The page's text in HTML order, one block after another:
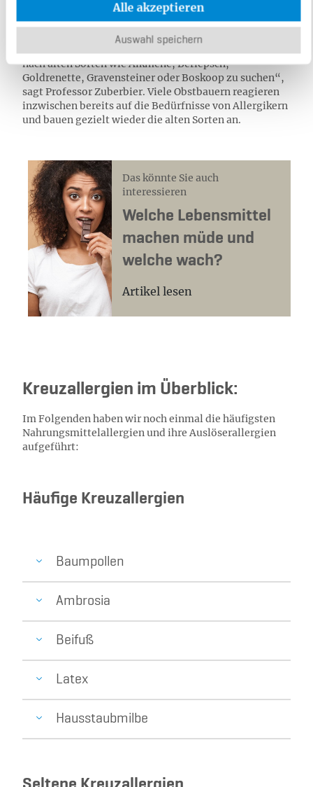
Alle akzeptieren
Auswahl speichern
in der Fruchtschale stecken, sind in den
traditionellenalten Apfelsortenstärker enthalten und
machen diese besser verträglich als moderne
Züchtungen. „Daher lohnt es sich für Apfelallergiker,
nach alten Sorten wie Alkmene, Berlepsch,
Goldrenette, Gravensteiner oder Boskoop zu suchen“,
sagt Professor Zuberbier. Viele Obstbauern reagieren
inzwischen bereits auf die Bedürfnisse von Allergikern
und bauen gezielt wieder die alten Sorten an.
Das könnte Sie auch
interessieren
Welche Lebensmittel
machen müde und
welche wach?
Artikel lesen
Kreuzallergien im Überblick:
Im Folgenden haben wir noch einmal die häufigsten
Nahrungsmittelallergien und ihre Auslöserallergien
aufgeführt:
Häufige Kreuzallergien
Baumpollen
Ambrosia
Beifuß
Latex
Hausstaubmilbe